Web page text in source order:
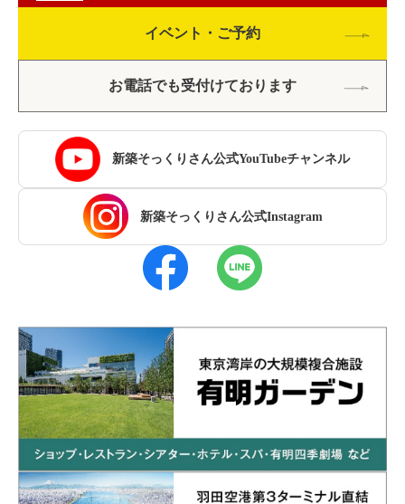
イベント・ご予約
お電話でも受付けております
新築そっくりさん公式YouTubeチャンネル
新築そっくりさん公式Instagram